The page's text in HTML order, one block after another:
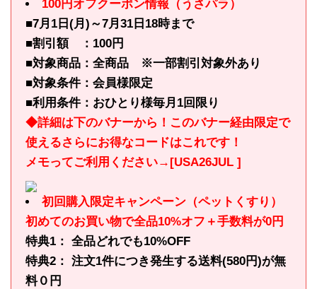
100円オフクーポン情報（うさパラ）
■7月1日(月)～7月31日18時まで
■割引額 ：100円
■対象商品：全商品 ※一部割引対象外あり
■対象条件：会員様限定
■利用条件：おひとり様毎月1回限り
◆詳細は下のバナーから！このバナー経由限定で
使えるさらにお得なコードはこれです！
メモってご利用ください→[USA26JUL ]
初回購入限定キャンペーン（ペットくすり）
初めてのお買い物で全品10%オフ＋手数料が0円
特典1： 全品どれでも10%OFF
特典2： 注文1件につき発生する送料(580円)が無
料０円